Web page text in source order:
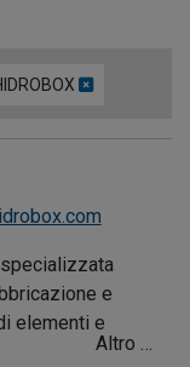
e
elementi e
Altro …